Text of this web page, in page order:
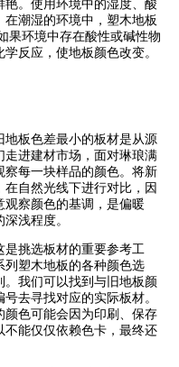
。使用环境中的湿度、酸
潮湿的环境中，塑木地板
果环境中存在酸性或碱性物
反应，使地板颜色改变。
板色差最小的板材是从源
进建材市场，面对琳琅满
察每一块样品的颜色。将新
自然光线下进行对比，因
察颜色的基调，是偏暖
浅程度。
挑选板材的重要参考工
列塑木地板的各种颜色选
我们可以找到与旧地板颜
去寻找对应的实际板材。
色可能会因为印刷、保存
能仅仅依赖色卡，最终还